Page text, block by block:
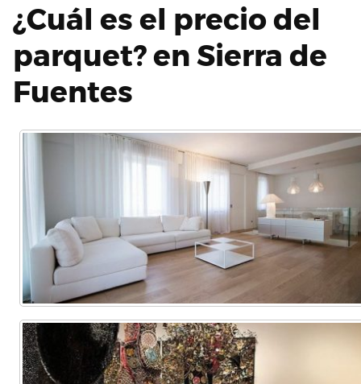
¿Cuál es el precio del
parquet? en Sierra de
Fuentes